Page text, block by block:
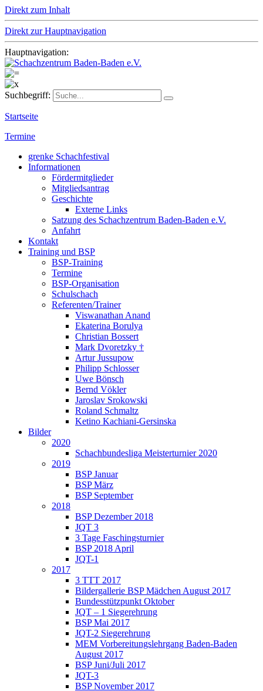
Direkt zum Inhalt
Direkt zur Hauptnavigation
Hauptnavigation:
Suchbegriff:
Startseite
Termine
grenke Schachfestival
Informationen
Fördermitglieder
Mitgliedsantrag
Geschichte
Externe Links
Satzung des Schachzentrum Baden-Baden e.V.
Anfahrt
Kontakt
Training und BSP
BSP-Training
Termine
BSP-Organisation
Schulschach
Referenten/Trainer
Viswanathan Anand
Ekaterina Borulya
Christian Bossert
Mark Dvoretzky †
Artur Jussupow
Philipp Schlosser
Uwe Bönsch
Bernd Vökler
Jaroslav Srokowski
Roland Schmaltz
Ketino Kachiani-Gersinska
Bilder
2020
Schachbundesliga Meisterturnier 2020
2019
BSP Januar
BSP März
BSP September
2018
BSP Dezember 2018
JQT 3
3 Tage Faschingsturnier
BSP 2018 April
JQT-1
2017
3 TTT 2017
Bildergallerie BSP Mädchen August 2017
Bundesstützpunkt Oktober
JQT – 1 Siegerehrung
BSP Mai 2017
JQT-2 Siegerehrung
MEM Vorbereitungslehrgang Baden-Baden
August 2017
BSP Juni/Juli 2017
JQT-3
BSP November 2017